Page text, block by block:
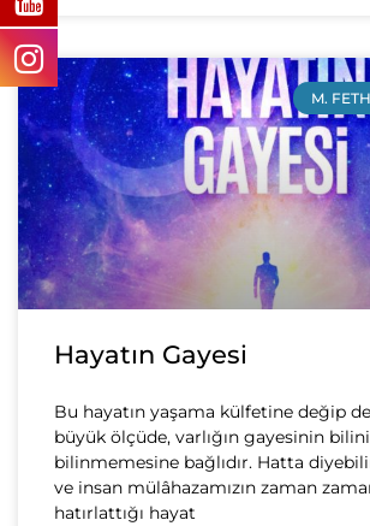
M.
Hayatın Gayesi
Bu hayatın yaşama külfetine değip
büyük ölçüde, varlığın gayesinin
bilinmemesine bağlıdır. Hatta
ve insan mülâhazamızın zaman
hatırlattığı hayat